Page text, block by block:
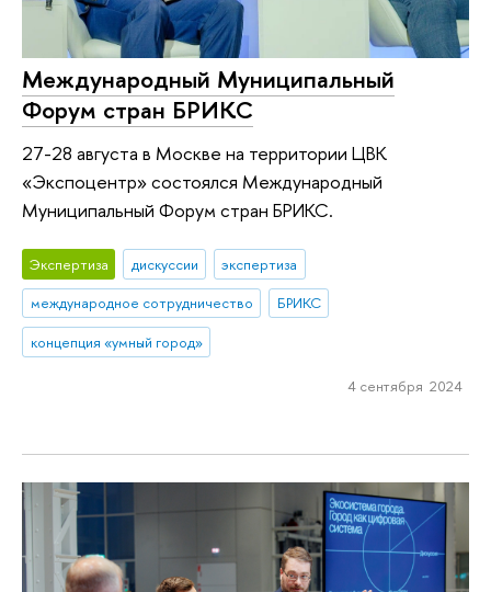
Международный Муниципальный
Форум стран БРИКС
27-28 августа в Москве на территории ЦВК
«Экспоцентр» состоялся Международный
Муниципальный Форум стран БРИКС.
Экспертиза дискуссии
экспертиза
международное сотрудничество
БРИКС
концепция «умный город»
4 сентября 2024